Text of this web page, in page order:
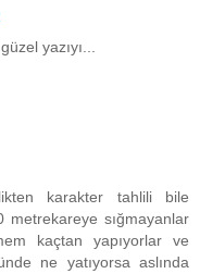
yazıyı...
karakter tahlili bile
metrekareye sığmayanlar
kaçtan yapıyorlar ve
ne yatıyorsa aslında